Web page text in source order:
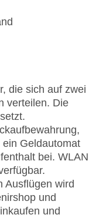
die sich auf zwei
verteilen. Die
Geldautomat
bei. WLAN
Ausflügen wird
und
und